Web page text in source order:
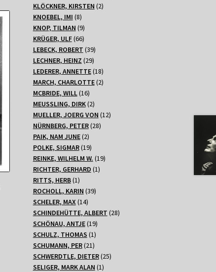
KLÖCKNER, KIRSTEN 22
KNOEBEL, IMI 88
Produkte
KNOP, TILMAN 99
Produkte
KRÜGER, ULF 6666
Produkte
LEBECK, ROBERT 3939
Produkte
LECHNER, HEINZ 2929
Produkte
LEDERER, ANNETTE 1818
Produkte
MARCH, CHARLOTTE 22
MCBRIDE, WILL 1616
Produkte
MEUSSLING, DIRK 22
Produkte
MUELLER, JOERG VON 1212
NÜRNBERG, PETER 2828
PAIK, NAM JUNE 22
Produkte
POLKE, SIGMAR 1919
Produkte
REINKE, WILHELM W. 1919
RICHTER, GERHARD 11
RITTS, HERB 11
Produkt
ROCHOLL, KARIN 3939
SCHELER, MAX 1414
Produkte
SCHINDEHÜTTE, ALBERT 2828
SCHÖNAU, ANTJE 1919
Produkte
SCHULZ, THOMAS 11
Produkt
SCHUMANN, PER 2121
Produkte
SCHWERDTLE, DIETER 2525
SELIGER, MARK ALAN 11